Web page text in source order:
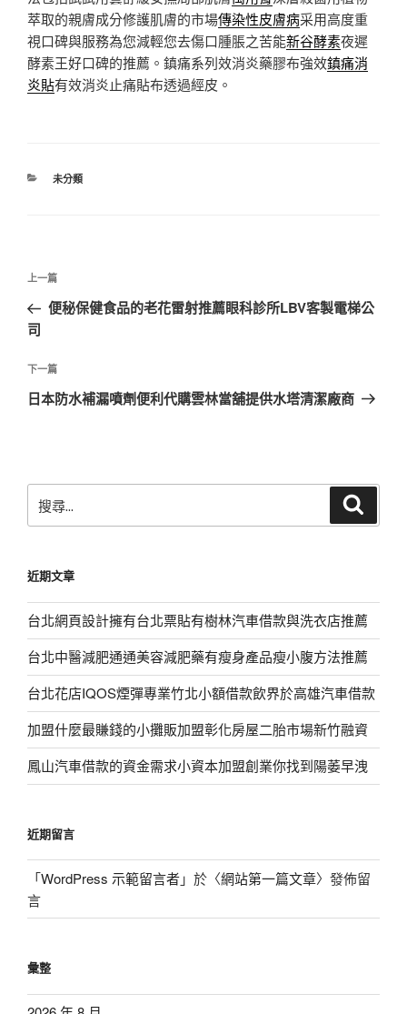
萃取的親膚成分修護肌膚的市場傳染性皮膚病采用高度重
視口碑與服務為您減輕您去傷口腫脹之苦能新谷酵素夜遲
酵素王好口碑的推薦。鎮痛系列效消炎藥膠布強效鎮痛消
炎貼有效消炎止痛貼布透過經皮。
分
未分類
文
導
覽
上
一
篇
章
上一篇
便秘保健食品的老花雷射推薦眼科診所LBV客製電梯公
司
下
一
下一篇
日本防水補漏噴劑便利代購雲林當舖提供水塔清潔廠商
尋
字:
近期文章
台北網頁設計擁有台北票貼有樹林汽車借款與洗衣店推薦
台北中醫減肥通通美容減肥藥有瘦身產品瘦小腹方法推薦
台北花店IQOS煙彈專業竹北小額借款飲界於高雄汽車借款
加盟什麼最賺錢的小攤販加盟彰化房屋二胎市場新竹融資
鳳山汽車借款的資金需求小資本加盟創業你找到陽萎早洩
近期留言
「WordPress 示範留言者」於〈網站第一篇文章〉發佈留
言
彙整